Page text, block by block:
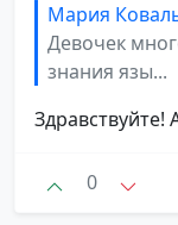
Мария
Девочек
знания язы...
Здравствуйте!
0